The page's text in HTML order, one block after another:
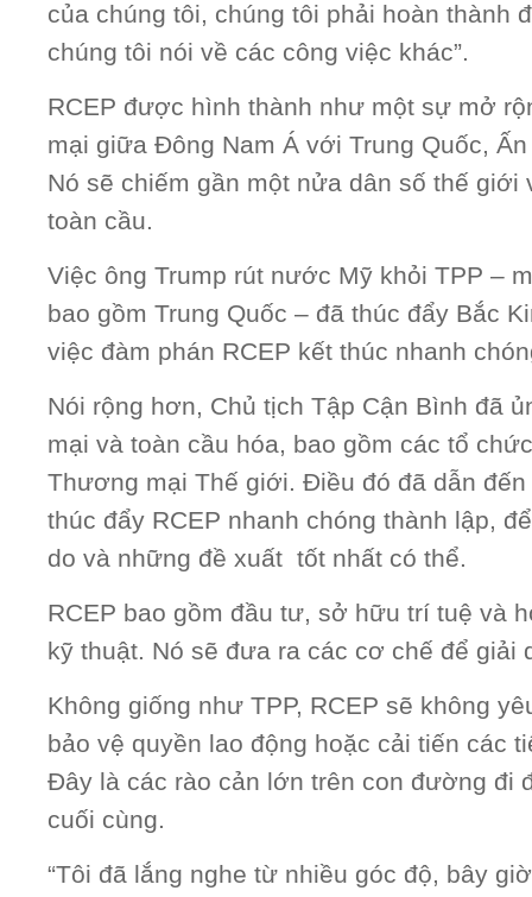
của chúng tôi, chúng tôi phải hoàn thành
chúng tôi nói về các công việc khác”.
RCEP được hình thành như một sự mở
mại giữa Đông Nam Á với Trung Quốc,
Nó sẽ chiếm gần một nửa dân số thế giới
toàn cầu.
Việc ông Trump rút nước Mỹ khỏi TPP –
bao gồm Trung Quốc – đã thúc đẩy Bắc
việc đàm phán RCEP kết thúc nhanh
Nói rộng hơn, Chủ tịch Tập Cận Bình đã
mại và toàn cầu hóa, bao gồm các tổ
Thương mại Thế giới. Điều đó đã dẫn
thúc đẩy RCEP nhanh chóng thành lập,
do và những đề xuất tốt nhất có thể.
RCEP bao gồm đầu tư, sở hữu trí tuệ và
kỹ thuật. Nó sẽ đưa ra các cơ chế để giải
Không giống như TPP, RCEP sẽ không
bảo vệ quyền lao động hoặc cải tiến các
Đây là các rào cản lớn trên con đường đi
cuối cùng.
“Tôi đã lắng nghe từ nhiều góc độ, bây